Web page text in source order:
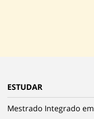
ESTUDAR
Mestrado Integrado